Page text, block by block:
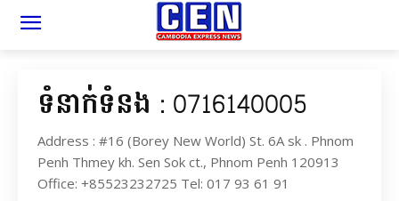
ទំនាក់ទំនង : 0716140005
Address : #16 (Borey New World) St. 6A sk . Phnom
Penh Thmey kh. Sen Sok ct., Phnom Penh 120913
Office: +85523232725 Tel: 017 93 61 91